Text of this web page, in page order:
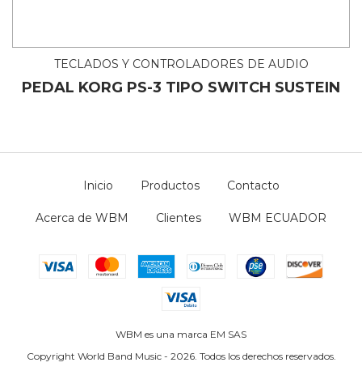
TECLADOS Y CONTROLADORES DE AUDIO
PEDAL KORG PS-3 TIPO SWITCH SUSTEIN
Inicio Productos Contacto
Acerca de WBM Clientes WBM ECUADOR
WBM es una marca EM SAS
Copyright World Band Music - 2026. Todos los derechos reservados.